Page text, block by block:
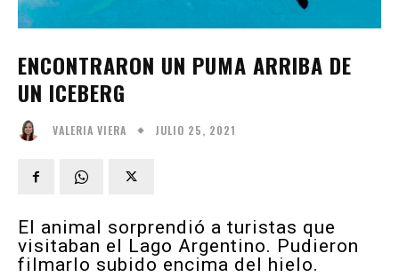
ENCONTRARON UN PUMA ARRIBA DE
UN ICEBERG
VALERIA VIERA JULIO 25, 2021
El animal sorprendió a turistas que
visitaban el Lago Argentino. Pudieron
filmarlo subido encima del hielo.